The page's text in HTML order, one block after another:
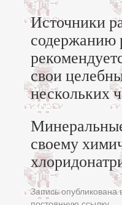
Источники
содержанию
свои
нескольких
своему
Запись опубликована